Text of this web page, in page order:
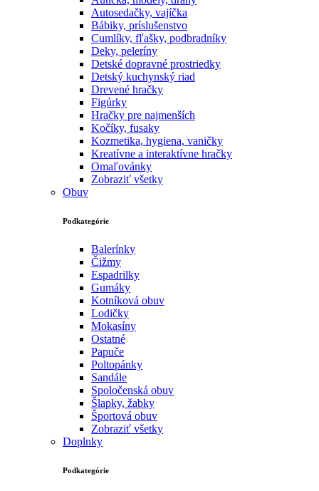
Autosedačky, vajíčka
Bábiky, príslušenstvo
Cumlíky, fľašky, podbradníky
Deky, peleríny
Detské dopravné prostriedky
Detský kuchynský riad
Drevené hračky
Figúrky
Hračky pre najmenších
Kočíky, fusaky
Kozmetika, hygiena, vaničky
Kreatívne a interaktívne hračky
Omaľovánky
Zobraziť všetky
Obuv
Podkategórie
Balerínky
Čižmy
Espadrilky
Gumáky
Kotníková obuv
Lodičky
Mokasíny
Ostatné
Papuče
Poltopánky
Sandále
Spoločenská obuv
Šlapky, žabky
Športová obuv
Zobraziť všetky
Doplnky
Podkategórie